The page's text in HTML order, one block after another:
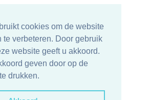
cookies om de website
te verbeteren. Door gebruik
website geeft u akkoord.
geven door op de
drukken.